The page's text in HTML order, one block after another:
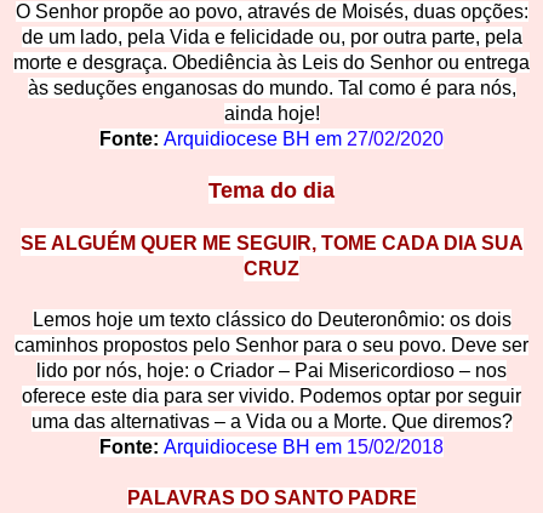
O Senhor propõe ao povo, através de Moisés, duas opções:
de um lado, pela Vida e felicidade ou, por outra parte, pela
morte e desgraça. Obediência às Leis do Senhor ou entrega
às seduções enganosas do mundo. Tal como é para nós,
ainda hoje!
Fonte: Arquidiocese BH em 27/02/2020
Tema do dia
SE ALGUÉM QUER ME SEGUIR, TOME CADA DIA SUA
CRUZ
Lemos hoje um texto clássico do Deuteronômio: os dois
caminhos propostos pelo Senhor para o seu povo. Deve ser
lido por nós, hoje: o Criador – Pai Misericordioso – nos
oferece este dia para ser vivido. Podemos optar por seguir
uma das alternativas – a Vida ou a Morte. Que diremos?
Fonte: Arquidiocese BH em 15/02/2018
PALAVRAS DO SANTO PADRE